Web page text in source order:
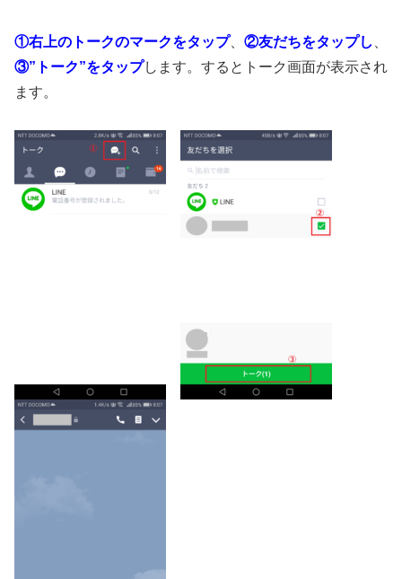
①右上のトークのマークをタップ、 ②友だちをタップし
③”トーク”をタップします。するとトーク画面が表示され
ます。